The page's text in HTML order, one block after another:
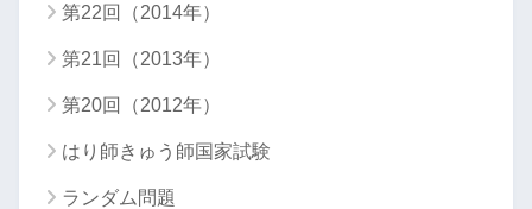
第22回（2014年）
第21回（2013年）
第20回（2012年）
はり師きゅう師国家試験
ランダム問題